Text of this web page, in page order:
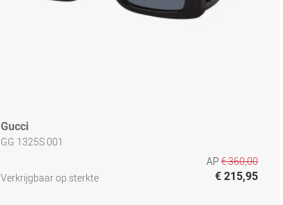
Gucci
GG 1325S 001
Verkrijgbaar op sterkte
AP € 360,00
€ 215,95